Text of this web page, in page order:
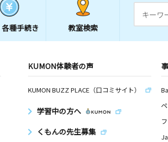
各種手続き 教室検索
KUMON体験者の声
KUMON BUZZ PLACE（口コミサイト）
学習中の方へ
くもんの先生募集